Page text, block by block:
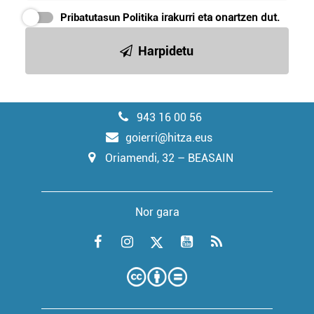
Pribatutasun Politika irakurri eta onartzen dut.
Harpidetu
943 16 00 56
goierri@hitza.eus
Oriamendi, 32 – BEASAIN
Nor gara